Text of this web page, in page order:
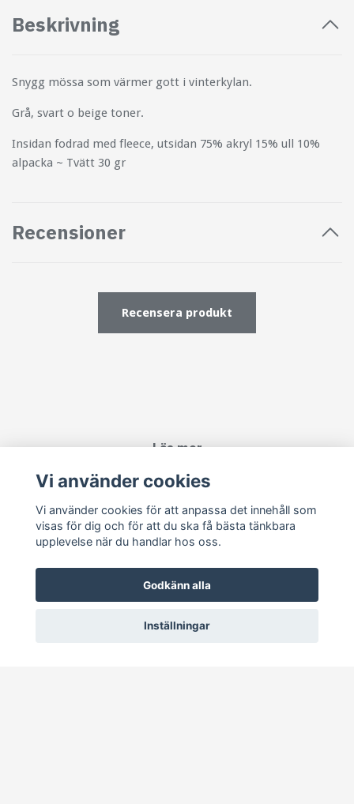
Beskrivning
Snygg mössa som värmer gott i vinterkylan.
Grå, svart o beige toner.
Insidan fodrad med fleece, utsidan 75% akryl 15% ull 10%
alpacka ~ Tvätt 30 gr
Recensioner
Recensera produkt
Läs mer
Köpvillkor
Om mig
Sociala medier
Vi använder cookies
Vi använder cookies för att anpassa det innehåll som
visas för dig och för att du ska få bästa tänkbara
upplevelse när du handlar hos oss.
Godkänn alla
Inställningar